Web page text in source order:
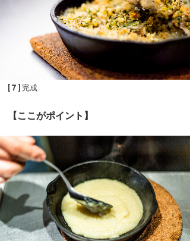
[７] 完成
【ここがポイント】